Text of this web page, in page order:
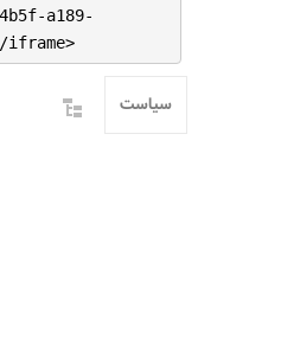
a189-
iframe>
سیاست